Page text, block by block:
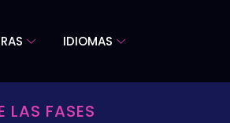
IDIOMAS
LAS FASES